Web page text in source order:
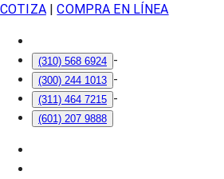
COTIZA| COMPRA EN LÍNEA
(310) 568 6924 -
(300) 244 1013 -
(311) 464 7215 -
(601) 207 9888